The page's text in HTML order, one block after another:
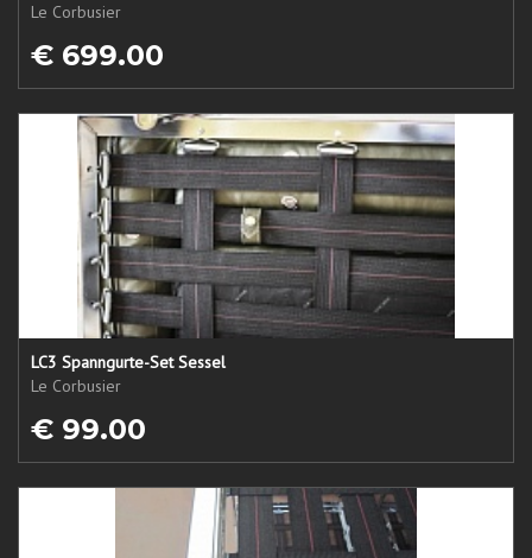
Le Corbusier
€ 699.00
LC3 Spanngurte-Set Sessel
Le Corbusier
€ 99.00